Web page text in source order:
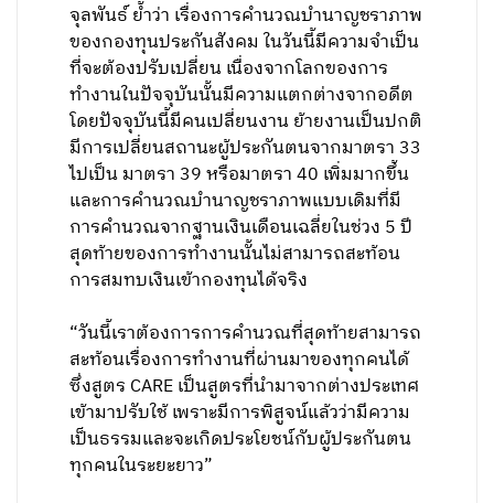
จุลพันธ์ ย้ำว่า เรื่องการคำนวณบำนาญชราภาพ
ของกองทุนประกันสังคม ในวันนี้มีความจำเป็น
ที่จะต้องปรับเปลี่ยน เนื่องจากโลกของการ
ทำงานในปัจจุบันนั้นมีความแตกต่างจากอดีต
โดยปัจจุบันนี้มีคนเปลี่ยนงาน ย้ายงานเป็นปกติ
มีการเปลี่ยนสถานะผู้ประกันตนจากมาตรา 33
ไปเป็น มาตรา 39 หรือมาตรา 40 เพิ่มมากขึ้น
และการคำนวณบำนาญชราภาพแบบเดิมที่มี
การคำนวณจากฐานเงินเดือนเฉลี่ยในช่วง 5 ปี
สุดท้ายของการทำงานนั้นไม่สามารถสะท้อน
การสมทบเงินเข้ากองทุนได้จริง
“วันนี้เราต้องการการคำนวณที่สุดท้ายสามารถ
สะท้อนเรื่องการทำงานที่ผ่านมาของทุกคนได้
ซึ่งสูตร CARE เป็นสูตรที่นำมาจากต่างประเทศ
เข้ามาปรับใช้ เพราะมีการพิสูจน์แล้วว่ามีความ
เป็นธรรมและจะเกิดประโยชน์กับผู้ประกันตน
ทุกคนในระยะยาว”